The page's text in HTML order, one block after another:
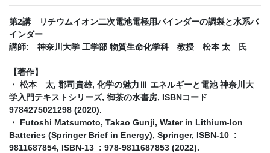
第2講 リチウムイオン二次電池電極用バインダーの調製と水系バ
インダー
講師: 神奈川大学 工学部 物質生命化学科 教授 松本 太 氏
【著作】
・ 松本 太, 郡司貴雄, 化学の魅力Ⅲ エネルギーと電池 神奈川大
学入門テキストシリーズ, 御茶の水書房, ISBNコード
9784275021298 (2020).
・ Futoshi Matsumoto, Takao Gunji, Water in Lithium-Ion
Batteries (Springer Brief in Energy), Springer, ISBN-10 :
9811687854, ISBN-13 : 978-9811687853 (2022).